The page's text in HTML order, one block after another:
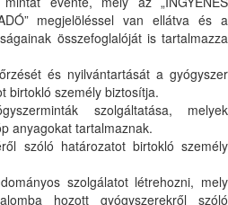
megjelöléssel van ellátva és a
összefoglalóját is tartalmazza
és nyilvántartását a gyógyszer
birtokló személy biztosítja.
szolgáltatása, melyek
anyagokat tartalmaznak.
szóló határozatot birtokló személy
szolgálatot létrehozni, mely
hozott gyógyszerekről szóló